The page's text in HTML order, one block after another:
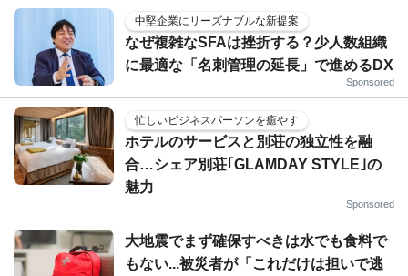
中堅企業にリーズナブルな新提案
なぜ複雑なSFAは挫折する？少人数組織
に最適な「名刺管理の延長」で進めるDX
Sponsored
忙しいビジネスパーソンを癒やす
ホテルのサービスと別荘の独立性を融
合…シェア別荘｢GLAMDAY STYLE｣の
魅力
Sponsored
大地震でまず確保すべきは水でも食料で
もない...被災者が「これだけは担いで逃